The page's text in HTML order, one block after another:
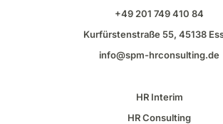
+49 201 749 410 84
Kurfürstenstraße 55, 45138
info@spm-hrconsulting.de
HR Interim
HRConsulting